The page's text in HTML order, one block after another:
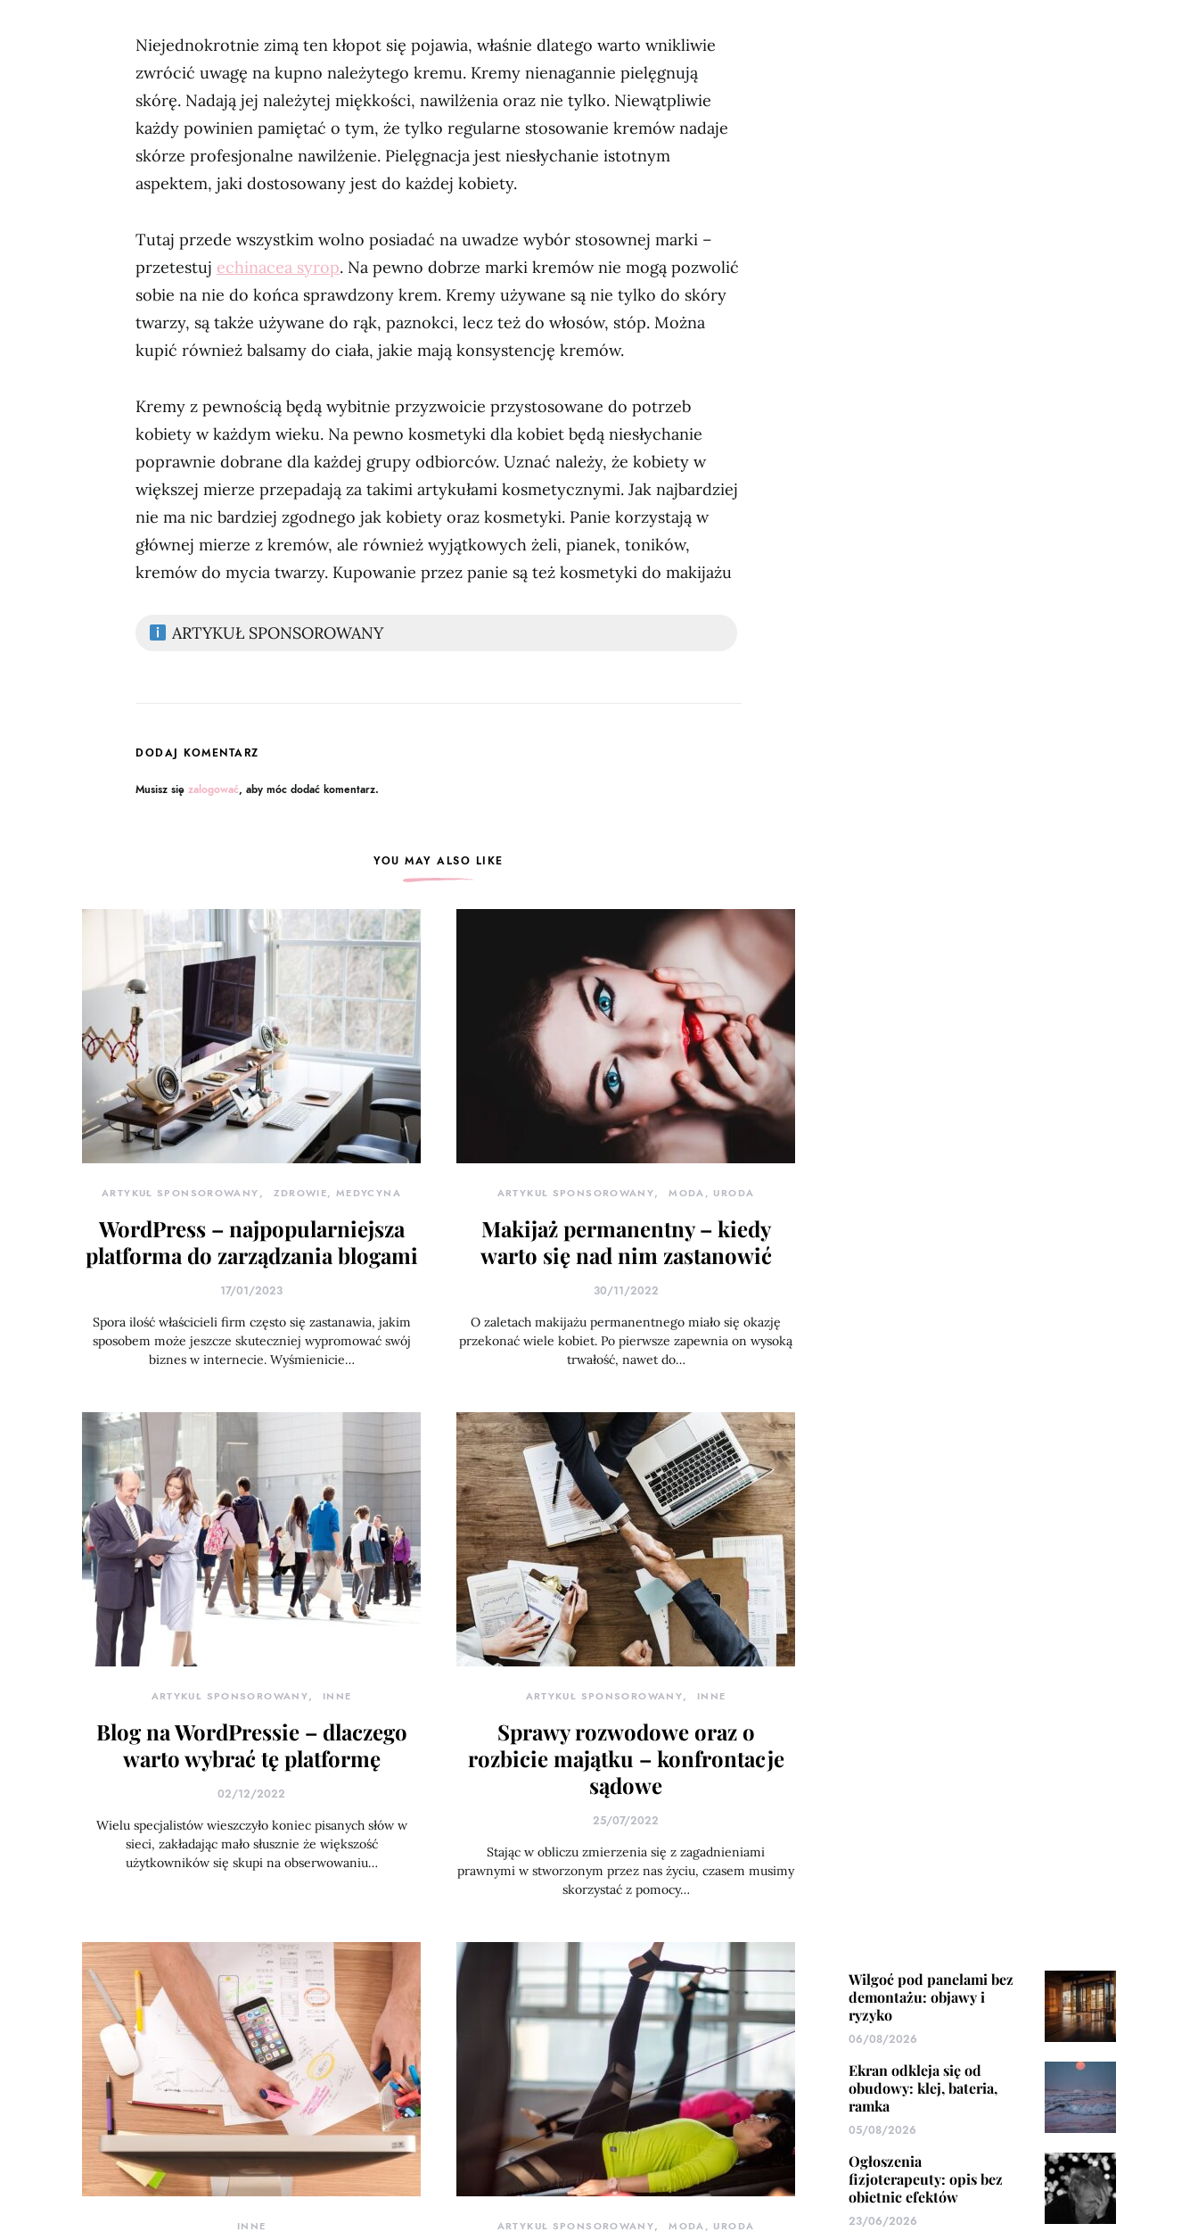
Niejednokrotnie zimą ten kłopot się pojawia, właśnie dlatego warto wnikliwie
zwrócić uwagę na kupno należytego kremu. Kremy nienagannie pielęgnują
skórę. Nadają jej należytej miękkości, nawilżenia oraz nie tylko. Niewątpliwie
każdy powinien pamiętać o tym, że tylko regularne stosowanie kremów nadaje
skórze profesjonalne nawilżenie. Pielęgnacja jest niesłychanie istotnym
aspektem, jaki dostosowany jest do każdej kobiety.
Tutaj przede wszystkim wolno posiadać na uwadze wybór stosownej marki –
przetestuj echinacea syrop. Na pewno dobrze marki kremów nie mogą pozwolić
sobie na nie do końca sprawdzony krem. Kremy używane są nie tylko do skóry
twarzy, są także używane do rąk, paznokci, lecz też do włosów, stóp. Można
kupić również balsamy do ciała, jakie mają konsystencję kremów.
Kremy z pewnością będą wybitnie przyzwoicie przystosowane do potrzeb
kobiety w każdym wieku. Na pewno kosmetyki dla kobiet będą niesłychanie
poprawnie dobrane dla każdej grupy odbiorców. Uznać należy, że kobiety w
większej mierze przepadają za takimi artykułami kosmetycznymi. Jak najbardziej
nie ma nic bardziej zgodnego jak kobiety oraz kosmetyki. Panie korzystają w
głównej mierze z kremów, ale również wyjątkowych żeli, pianek, toników,
kremów do mycia twarzy. Kupowanie przez panie są też kosmetyki do makijażu
ARTYKUŁ SPONSOROWANY
DODAJ KOMENTARZ
Musisz się zalogować, aby móc dodać komentarz.
YOU MAY ALSO LIKE
ARTYKUŁ SPONSOROWANY ZDROWIE, MEDYCYNA
WordPress – najpopularniejsza
platforma do zarządzania blogami
17/01/2023
Spora ilość właścicieli firm często się zastanawia, jakim
sposobem może jeszcze skuteczniej wypromować swój
biznes w internecie. Wyśmienicie…
ARTYKUŁ SPONSOROWANY MODA, URODA
Makijaż permanentny – kiedy
warto się nad nim zastanowić
30/11/2022
O zaletach makijażu permanentnego miało się okazję
przekonać wiele kobiet. Po pierwsze zapewnia on wysoką
trwałość, nawet do…
ARTYKUŁ SPONSOROWANY INNE
Blog na WordPressie – dlaczego
warto wybrać tę platformę
02/12/2022
Wielu specjalistów wieszczyło koniec pisanych słów w
sieci, zakładając mało słusznie że większość
użytkowników się skupi na obserwowaniu…
ARTYKUŁ SPONSOROWANY INNE
Sprawy rozwodowe oraz o
rozbicie majątku – konfrontacje
sądowe
25/07/2022
Stając w obliczu zmierzenia się z zagadnieniami
prawnymi w stworzonym przez nas życiu, czasem musimy
skorzystać z pomocy…
INNE ARTYKUŁ SPONSOROWANY MODA, URODA
Wilgoć pod panelami bez
demontażu: objawy i
ryzyko
06/08/2026
Ekran odkleja się od
obudowy: klej, bateria,
ramka
05/08/2026
Ogłoszenia
fizjoterapeuty: opis bez
obietnic efektów
23/06/2026